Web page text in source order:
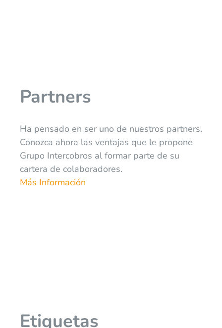
Partners
Ha pensado en ser uno de nuestros partners.
Conozca ahora las ventajas que le propone
Grupo Intercobros al formar parte de su
cartera de colaboradores.
Más Información
Etiquetas